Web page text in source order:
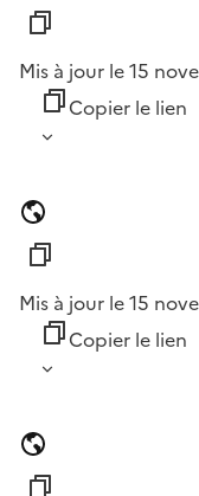
Mis à jour le 15
Copier le lien
Mis à jour le 15
Copier le lien